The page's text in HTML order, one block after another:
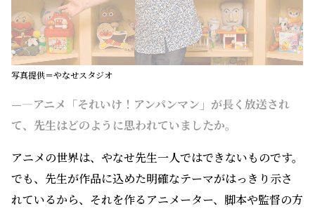
写真提供＝やなせスタジオ
—―アニメ「それいけ！アンパンマン」が長く放送され
て、先生はどのように思われていましたか。
アニメの世界は、やなせ先生一人ではできないものです。
でも、先生が作品に込めた明確なテーマがはっきり示さ
れているから、それを作るアニメーター、脚本や監督の方